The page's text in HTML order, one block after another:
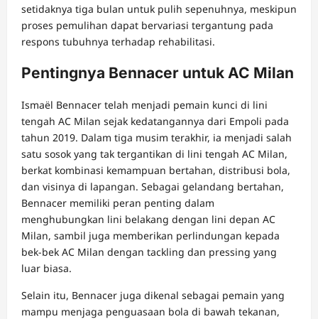
setidaknya tiga bulan untuk pulih sepenuhnya, meskipun
proses pemulihan dapat bervariasi tergantung pada
respons tubuhnya terhadap rehabilitasi.
Pentingnya Bennacer untuk AC Milan
Ismaël Bennacer telah menjadi pemain kunci di lini
tengah AC Milan sejak kedatangannya dari Empoli pada
tahun 2019. Dalam tiga musim terakhir, ia menjadi salah
satu sosok yang tak tergantikan di lini tengah AC Milan,
berkat kombinasi kemampuan bertahan, distribusi bola,
dan visinya di lapangan. Sebagai gelandang bertahan,
Bennacer memiliki peran penting dalam
menghubungkan lini belakang dengan lini depan AC
Milan, sambil juga memberikan perlindungan kepada
bek-bek AC Milan dengan tackling dan pressing yang
luar biasa.
Selain itu, Bennacer juga dikenal sebagai pemain yang
mampu menjaga penguasaan bola di bawah tekanan,